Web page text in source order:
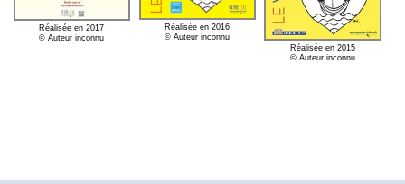
Réalisée en 2017
© Auteur inconnu
Réalisée en 2016
© Auteur inconnu
Réalisée en 2015
© Auteur inconnu